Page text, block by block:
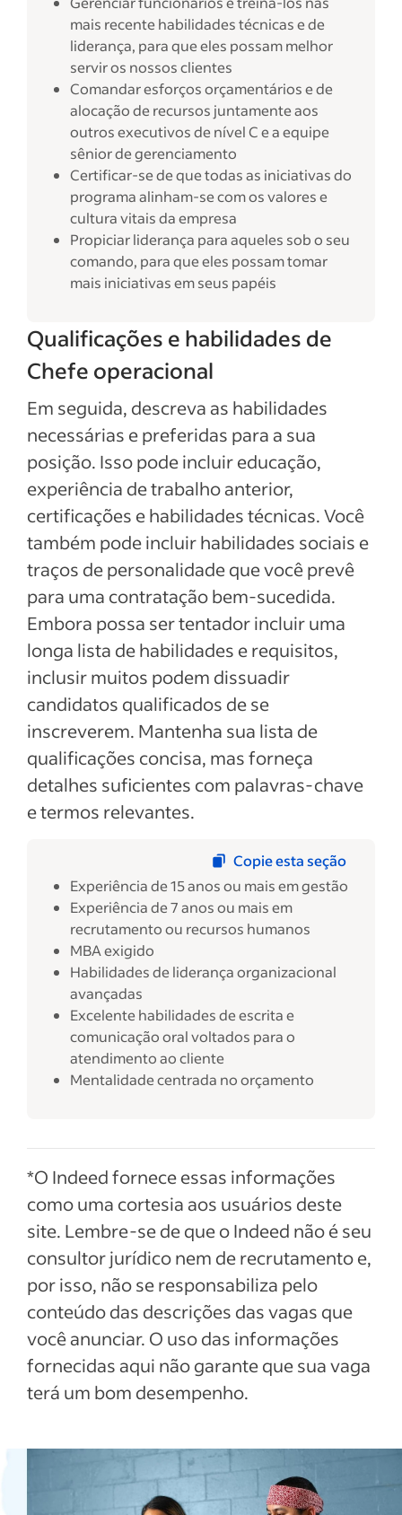
mais recente habilidades técnicas e de
liderança, para que eles possam melhor
servir os nossos clientes
Comandar esforços orçamentários e de
alocação de recursos juntamente aos
outros executivos de nível C e a equipe
sênior de gerenciamento
Certificar-se de que todas as iniciativas do
programa alinham-se com os valores e
cultura vitais da empresa
Propiciar liderança para aqueles sob o seu
comando, para que eles possam tomar
mais iniciativas em seus papéis
Qualificações e habilidades de
Chefe operacional
Em seguida, descreva as habilidades
necessárias e preferidas para a sua
posição. Isso pode incluir educação,
experiência de trabalho anterior,
certificações e habilidades técnicas. Você
também pode incluir habilidades sociais e
traços de personalidade que você prevê
para uma contratação bem-sucedida.
Embora possa ser tentador incluir uma
longa lista de habilidades e requisitos,
inclusir muitos podem dissuadir
candidatos qualificados de se
inscreverem. Mantenha sua lista de
qualificações concisa, mas forneça
detalhes suficientes com palavras-chave
e termos relevantes.
Copie esta seção
Experiência de 15 anos ou mais em gestão
Experiência de 7 anos ou mais em
recrutamento ou recursos humanos
MBA exigido
Habilidades de liderança organizacional
avançadas
Excelente habilidades de escrita e
comunicação oral voltados para o
atendimento ao cliente
Mentalidade centrada no orçamento
*O Indeed fornece essas informações
como uma cortesia aos usuários deste
site. Lembre-se de que o Indeed não é seu
consultor jurídico nem de recrutamento e,
por isso, não se responsabiliza pelo
conteúdo das descrições das vagas que
você anunciar. O uso das informações
fornecidas aqui não garante que sua vaga
terá um bom desempenho.